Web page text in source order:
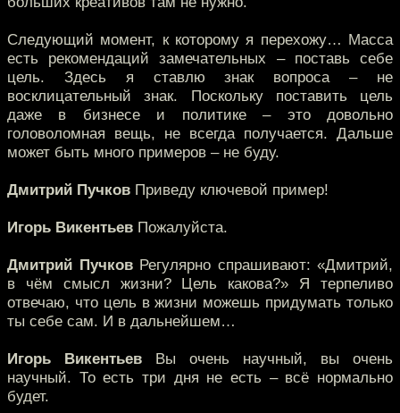
Следующий момент, к которому я перехожу… Масса
есть рекомендаций замечательных – поставь себе
цель. Здесь я ставлю знак вопроса – не
восклицательный знак. Поскольку поставить цель
даже в бизнесе и политике – это довольно
головоломная вещь, не всегда получается. Дальше
может быть много примеров – не буду.
Дмитрий Пучков Приведу ключевой пример!
Игорь Викентьев Пожалуйста.
Дмитрий ПучковРегулярно спрашивают: «Дмитрий,
в чём смысл жизни? Цель какова?» Я терпеливо
отвечаю, что цель в жизни можешь придумать только
ты себе сам. И в дальнейшем…
Игорь Викентьев Вы очень научный, вы очень
научный. То есть три дня не есть – всё нормально
будет.